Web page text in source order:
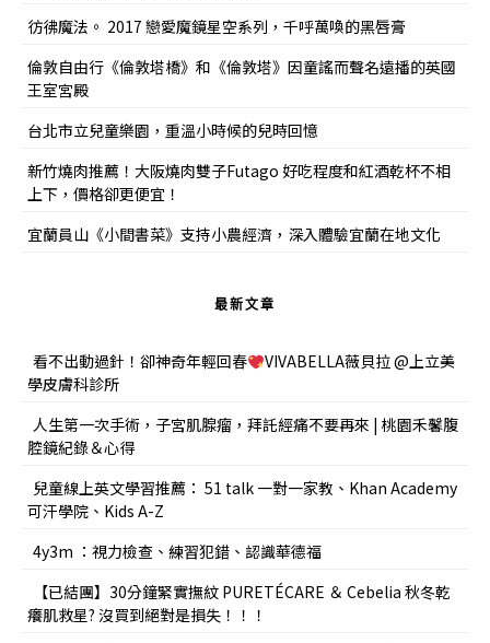
彷彿魔法。 2017 戀愛魔鏡星空系列，千呼萬喚的黑唇膏
倫敦自由行《倫敦塔橋》和《倫敦塔》因童謠而聲名遠播的英國
王室宮殿
台北市立兒童樂園，重溫小時候的兒時回憶
新竹燒肉推薦！大阪燒肉雙子Futago 好吃程度和紅酒乾杯不相
上下，價格卻更便宜！
宜蘭員山《小間書菜》支持小農經濟，深入體驗宜蘭在地文化
最新文章
看不出動過針！卻神奇年輕回春
VIVABELLA薇貝拉 @上立美
學皮膚科診所
人生第一次手術，子宮肌腺瘤，拜託經痛不要再來 | 桃園禾馨腹
腔鏡紀錄＆心得
兒童線上英文學習推薦： 51 talk 一對一家教、Khan Academy
可汗學院、Kids A-Z
4y3m ：視力檢查、練習犯錯、認識華德福
【已結團】30分鐘緊實撫紋 PURETÉCARE ＆ Cebelia 秋冬乾
癢肌救星? 沒買到絕對是損失！！！